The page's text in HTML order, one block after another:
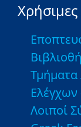
Χρήσιμες
Τμήματα
Ελέγχων
Λοιποί